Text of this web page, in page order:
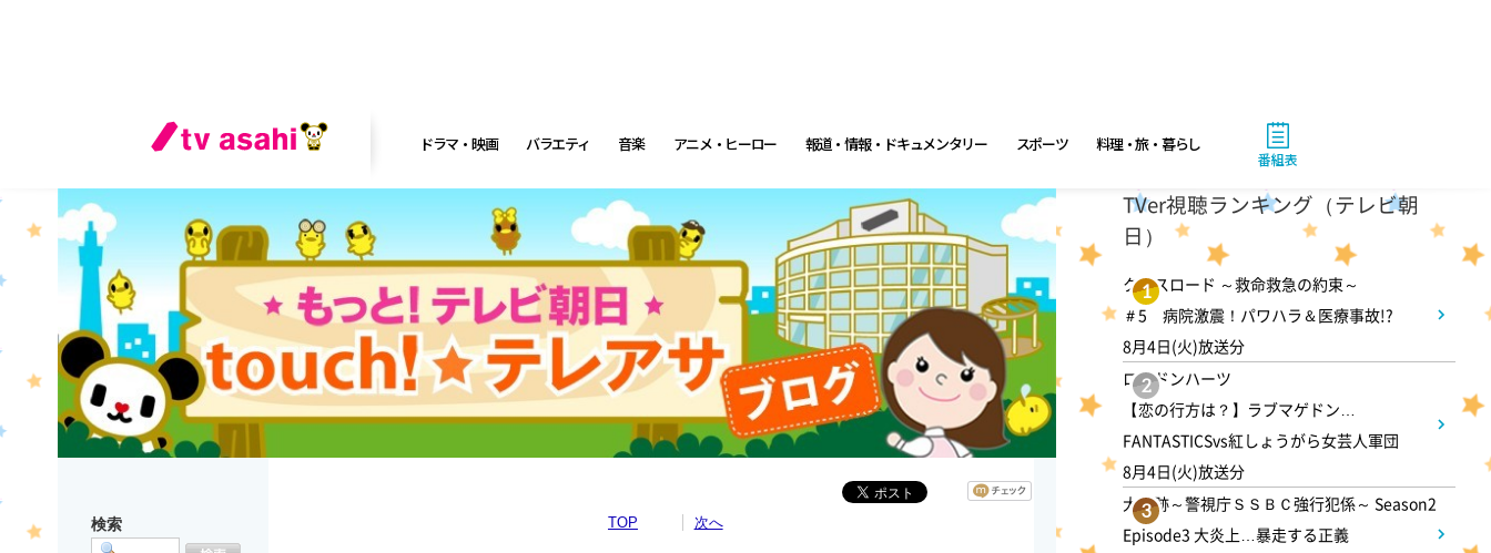
ドラマ・映画 バラエティ 音楽 アニメ・ヒーロー 報道・情報・ドキュメンタリー スポーツ 料理・旅・暮らし
番組表
検索 TOP 次へ
TVer視聴ランキング（テレビ朝
日）
1
クロスロード ～救命救急の約束～
＃5 病院激震！パワハラ＆医療事故!?
8月4日(火)放送分
2
ロンドンハーツ
【恋の行方は？】ラブマゲドン…
FANTASTICSvs紅しょうがら女芸人軍団
8月4日(火)放送分
3
大追跡～警視庁ＳＳＢＣ強行犯係～ Season2
Episode3 大炎上…暴走する正義